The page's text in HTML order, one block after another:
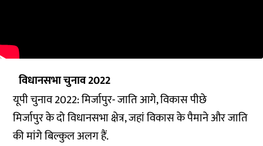
विधानसभा चुनाव 2022
यूपी चुनाव 2022: मिर्जापुर- जाति आगे, विकास पीछे
मिर्जापुर के दो विधानसभा क्षेत्र, जहां विकास के पैमाने और जाति
की मांगे बिल्कुल अलग हैं.